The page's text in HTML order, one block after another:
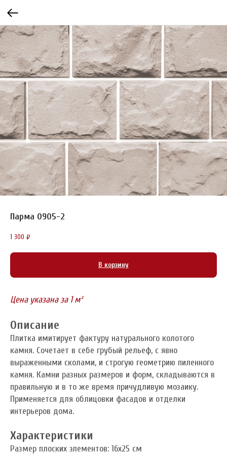
Парма 0905-2
1 300 ₽
В корзину
Цена указана за 1 м²
Описание
Плитка имитирует фактуру натурального колотого
камня. Сочетает в себе грубый рельеф, с явно
выраженными сколами, и строгую геометрию пиленного
камня. Камни разных размеров и форм, складываются в
правильную и в то же время причудливую мозаику.
Применяется для облицовки фасадов и отделки
интерьеров дома.
Характеристики
Размер плоских элементов: 16x25 см